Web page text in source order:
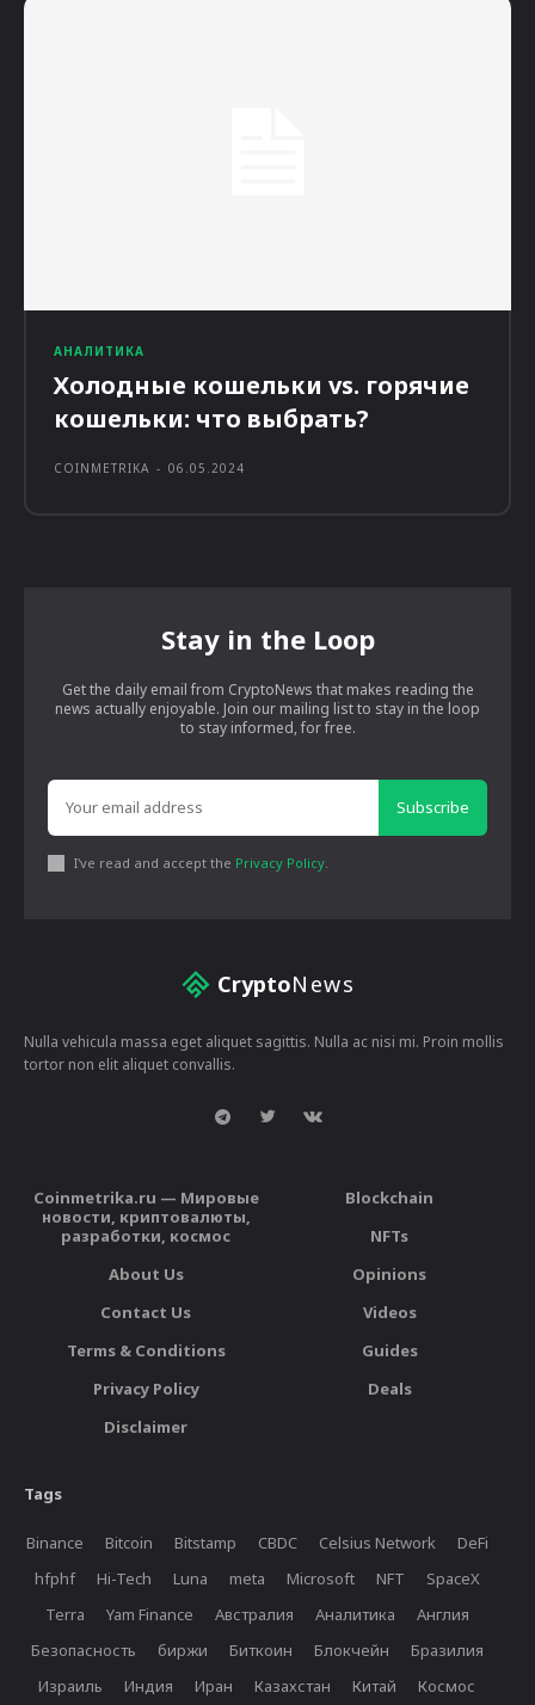
АНАЛИТИКА
Холодные кошельки vs. горячие
кошельки: что выбрать?
COINMETRIKA - 06.05.2024
Stay in the Loop
Get the daily email from CryptoNews that makes reading the
news actually enjoyable. Join our mailing list to stay in the loop
to stay informed, for free.
Subscribe
I've read and accept the Privacy Policy.
CryptoNews
Nulla vehicula massa eget aliquet sagittis. Nulla ac nisi mi. Proin mollis
tortor non elit aliquet convallis.
Coinmetrika.ru — Мировые
новости, криптовалюты,
разработки, космос
About Us
Contact Us
Terms & Conditions
Privacy Policy
Disclaimer
Blockchain
NFTs
Opinions
Videos
Guides
Deals
Tags
Binance Bitcoin Bitstamp CBDC Celsius Network
DeFi
hfphf
Hi-Tech Luna meta Microsoft NFT
SpaceX
Terra
Yam Finance Австралия Аналитика
Англия
Безопасность
биржи Биткоин Блокчейн
Бразилия
Израиль
Индия Иран Казахстан Китай Космос